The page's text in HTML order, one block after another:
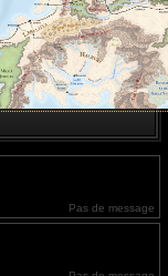
Pas de message